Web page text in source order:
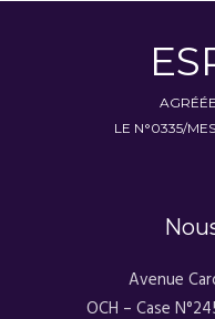
LE N°0335/
Avenue
OCH – Case